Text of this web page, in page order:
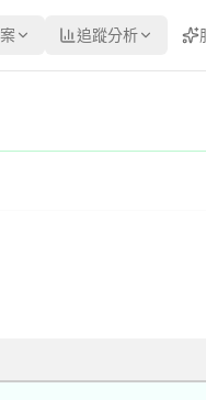
追蹤分析
選擇性招標(建立合格廠
名單後續邀標) | 決